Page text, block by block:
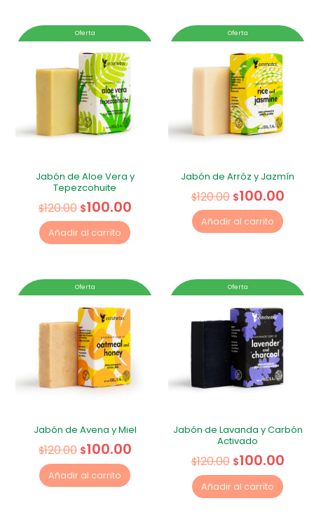
Oferta
Jabón de Aloe Vera y
Tepezcohuite
$120.00 $100.00
Añadir al carrito
Oferta
Jabón de Arróz y Jazmín
$120.00 $100.00
Añadir al carrito
Oferta
Jabón de Avena y Miel
$120.00 $100.00
Añadir al carrito
Oferta
Jabón de Lavanda y Carbón
Activado
$120.00 $100.00
Añadir al carrito